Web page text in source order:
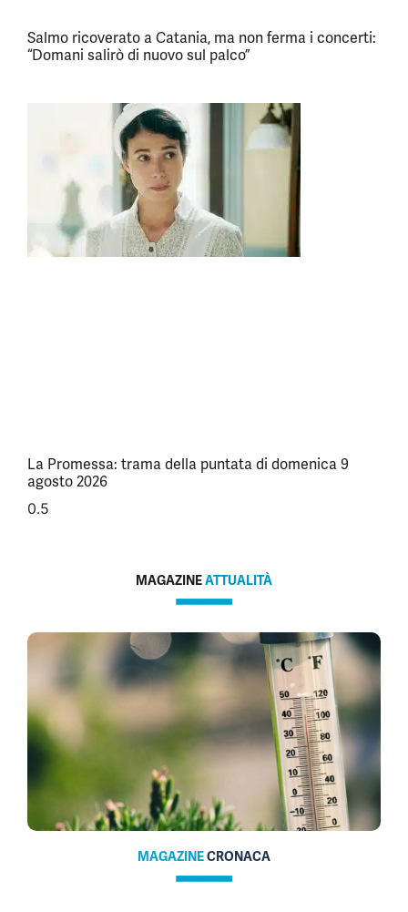
Salmo ricoverato a Catania, ma non ferma i concerti:
“Domani salirò di nuovo sul palco”
La Promessa: trama della puntata di domenica 9
agosto 2026
MAGAZINEATTUALITÀ
MAGAZINECRONACA